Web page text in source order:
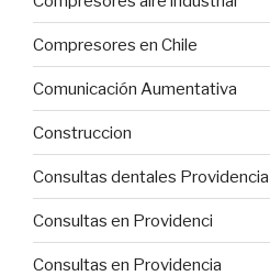
Compresores en Chile
Comunicación Aumentativa
Construccion
Consultas dentales Providencia
Consultas en Providenci
Consultas en Providencia